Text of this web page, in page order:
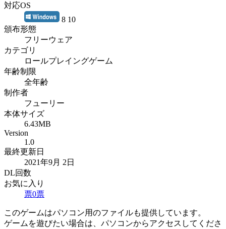
対応OS
8 10
頒布形態
フリーウェア
カテゴリ
ロールプレイングゲーム
年齢制限
全年齢
制作者
フューリー
本体サイズ
6.43MB
Version
1.0
最終更新日
2021年9月 2日
DL回数
お気に入り
票0票
このゲームはパソコン用のファイルも提供しています。
ゲームを遊びたい場合は、パソコンからアクセスしてくださ